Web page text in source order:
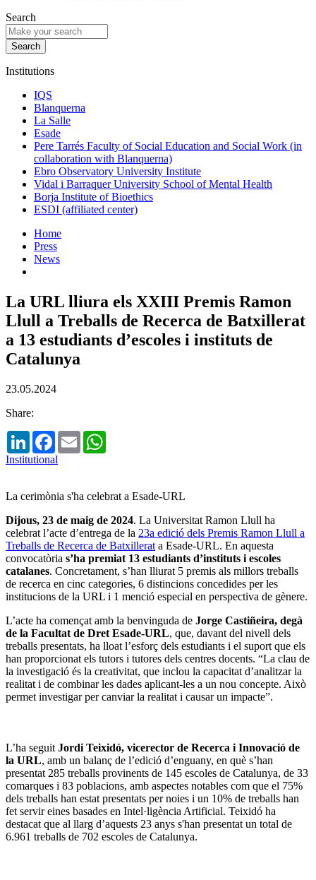
Search
Institutions
IQS
Blanquerna
La Salle
Esade
Pere Tarrés Faculty of Social Education and Social Work (in
collaboration with Blanquerna)
Ebro Observatory University Institute
Vidal i Barraquer University School of Mental Health
Borja Institute of Bioethics
ESDI (affiliated center)
Home
Press
News
La URL lliura els XXIII Premis Ramon
Llull a Treballs de Recerca de Batxillerat
a 13 estudiants d’escoles i instituts de
Catalunya
23.05.2024
Share:
LinkedInFacebook
Email
Institutional
La cerimònia s'ha celebrat a Esade-URL
Dijous, 23 de maig de 2024. La Universitat Ramon Llull ha
celebrat l’acte d’entrega de la 23a edició dels Premis Ramon Llull a
Treballs de Recerca de Batxillerat a Esade-URL. En aquesta
convocatòria s’ha premiat 13 estudiants d’instituts i escoles
catalanes. Concretament, s’han lliurat 5 premis als millors treballs
de recerca en cinc categories, 6 distincions concedides per les
institucions de la URL i 1 menció especial en perspectiva de gènere.
L’acte ha començat amb la benvinguda de Jorge Castiñeira, degà
de la Facultat de Dret Esade-URL, que, davant del nivell dels
treballs presentats, ha lloat l’esforç dels estudiants i el suport que els
han proporcionat els tutors i tutores dels centres docents. “La clau de
la investigació és la creativitat, que inclou la capacitat d’analitzar la
realitat i de combinar les dades aplicant-les a un nou concepte. Això
permet investigar per canviar la realitat i causar un impacte”.
L’ha seguit Jordi Teixidó, vicerector de Recerca i Innovació de
la URL, amb un balanç de l’edició d’enguany, en què s’han
presentat 285 treballs provinents de 145 escoles de Catalunya, de 33
comarques i 83 poblacions, amb aspectes notables com que el 75%
dels treballs han estat presentats per noies i un 10% de treballs han
fet servir eines basades en Intel·ligència Artificial. Teixidó ha
destacat que al llarg d’aquests 23 anys s'han presentat un total de
6.961 treballs de 702 escoles de Catalunya.